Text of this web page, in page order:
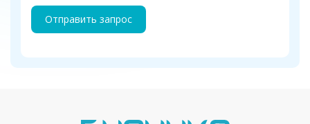
Отправить запрос